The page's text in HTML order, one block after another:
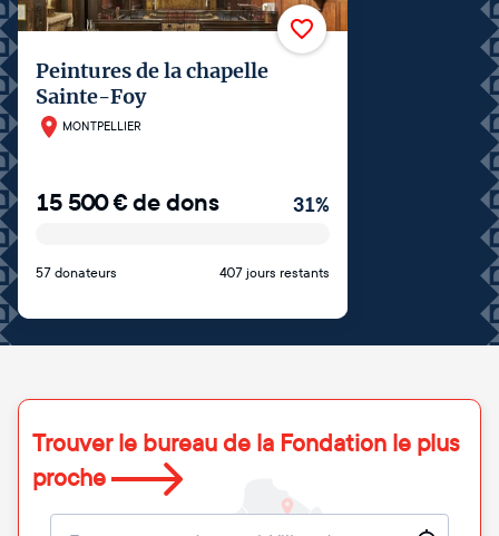
Peintures de la chapelle
Sainte-Foy
MONTPELLIER
15 500€de dons 31%
57 donateurs 407 jours restants
Trouver le bureau de la Fondation le plus
proche